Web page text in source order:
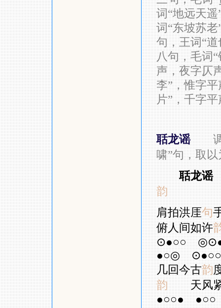
词“地远天
词“东坡苏
句，王词“
八句，毛词
声，夜字仄
李”，惟字
片”，千字
聒龙谣
啸”句，取以
聒龙谣
韵
肩拍洪厓句
俯人间如许
⊙●○○
●○◎
⊙●○○
几回今古韵
韵 天风
●○○●
●○○